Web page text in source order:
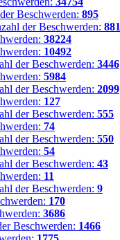
Beschwerden: 895
der Beschwerden: 881
38224
10492
der Beschwerden: 3446
5984
der Beschwerden: 2099
127
der Beschwerden: 555
74
der Beschwerden: 550
54
der Beschwerden: 43
11
der Beschwerden: 9
170
3686
Beschwerden: 1466